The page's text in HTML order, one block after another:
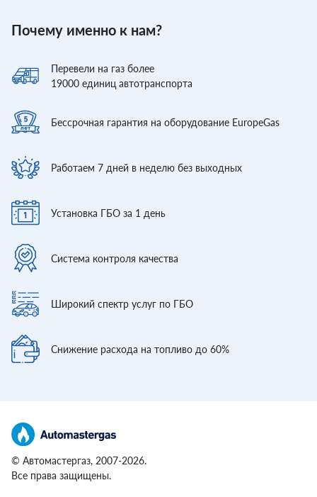
Почему именно к нам?
Перевели на газ более
19000 единиц автотранспорта
Бессрочная гарантия на оборудование EuropeGas
Работаем 7 дней в неделю без выходных
Установка ГБО за 1 день
Система контроля качества
Широкий спектр услуг по ГБО
Снижение расхода на топливо до 60%
© Автомастергаз, 2007-2026.
Все права защищены.